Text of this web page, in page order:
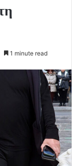
1 minute read